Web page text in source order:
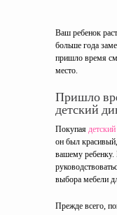
Ваш ребенок
больше года
пришло время
место.
Пришло
детский
Покупая
он был
вашему
выбора мебели
Прежде всего,